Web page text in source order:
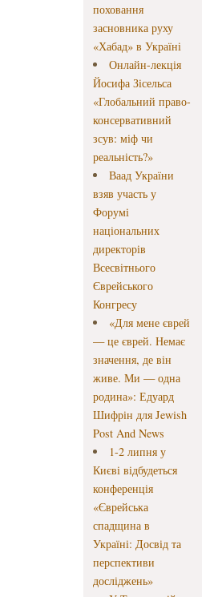
поховання
засновника руху
«Хабад» в Україні
Онлайн-лекція
Йосифа Зісельса
«Глобальний право-
консервативний
зсув: міф чи
реальність?»
Ваад України
взяв участь у
Форумі
національних
директорів
Всесвітнього
Єврейського
Конгресу
«Для мене єврей
— це єврей. Немає
значення, де він
живе. Ми — одна
родина»: Едуард
Шифрін для Jewish
Post And News
1-2 липня у
Києві відбудеться
конференція
«Єврейська
спадщина в
Україні: Досвід та
перспективи
досліджень»